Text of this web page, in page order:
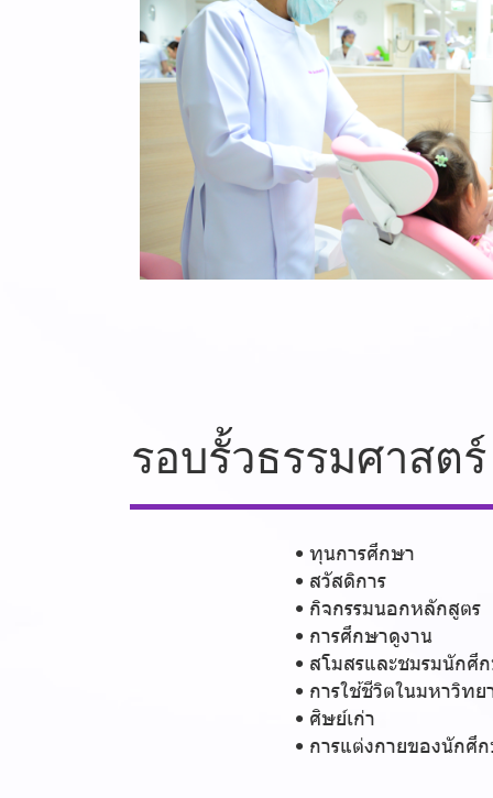
รอบรั้วธรรมศาสตร์
ทุนการศึกษา
สวัสดิการ
กิจกรรมนอกหลักสูตร
การศึกษาดูงาน
สโมสรและชมรมนักศึ
การใช้ชีวิตในมหาวิทย
ศิษย์เก่า
การแต่งกายของนักศึ